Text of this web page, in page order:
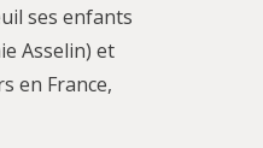
ses enfants
Asselin) et
en France,